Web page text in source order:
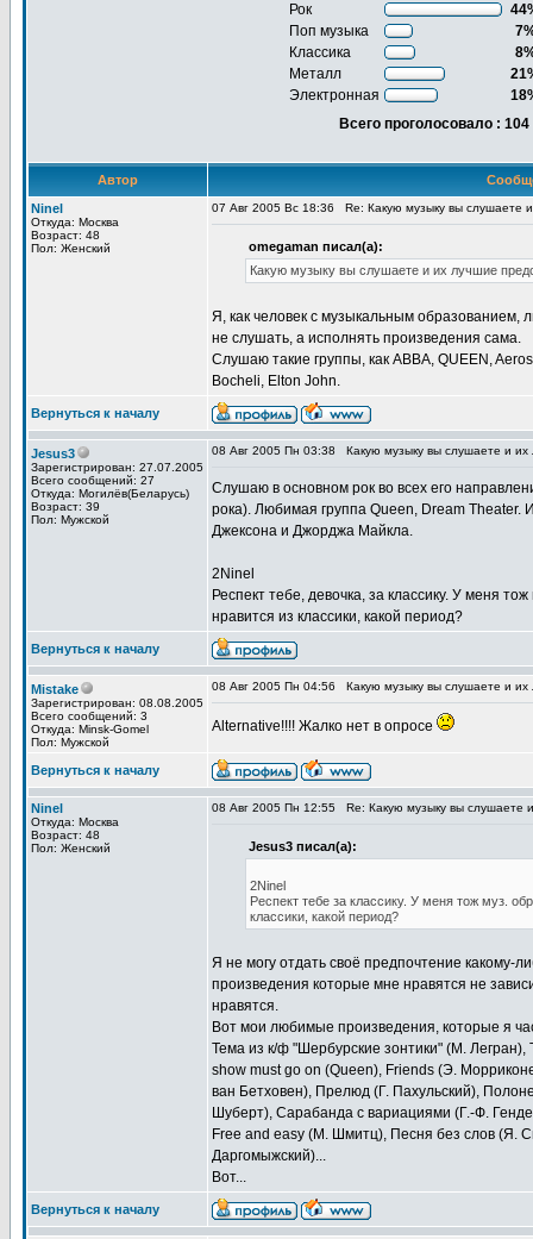
Рок
Поп музыка
Классика
Металл
Электронная
Всего проголосовало : 104
Автор
Ninel
Откуда: Москва
Возраст: 48
Пол: Женский
07 Авг 2005 Вс 18:36 Re: Какую музыку вы слушаете
omegaman писал(а):
Какую музыку вы слушаете и их лучшие
Я, как человек с музыкальным
не слушать, а исполнять произведения сама.
Слушаю такие группы, как ABBA, QUEEN,
Bocheli, Elton John.
Вернуться к началу
Jesus3
Зарегистрирован: 27.07.2005
Всего сообщений: 27
Откуда: Могилёв(Беларусь)
Возраст: 39
Пол: Мужской
08 Авг 2005 Пн 03:38 Какую музыку вы слушаете и
Слушаю в основном рок во всех его
рока). Любимая группа Queen, Dream Theater.
Джексона и Джорджа Майкла.
2Ninel
Респект тебе, девочка, за классику. У меня
нравится из классики, какой период?
Вернуться к началу
Mistake
Зарегистрирован: 08.08.2005
Всего сообщений: 3
Откуда: Minsk-Gomel
Пол: Мужской
08 Авг 2005 Пн 04:56 Какую музыку вы слушаете и
Alternative!!!! Жалко нет в опросе
Вернуться к началу
Ninel
Откуда: Москва
Возраст: 48
Пол: Женский
08 Авг 2005 Пн 12:55 Re: Какую музыку вы слушаете
Jesus3 писал(а):
2Ninel
Респект тебе за классику. У меня тож муз.
классики, какой период?
Я не могу отдать своё предпочтение какому-
произведения которые мне нравятся не
нравятся.
Вот мои любимые произведения, которые я
Тема из к/ф "Шербурские зонтики" (М.
show must go on (Queen), Friends (Э.
ван Бетховен), Прелюд (Г. Пахульский),
Шуберт), Сарабанда с вариациями (Г.-Ф.
Free and easy (М. Шмитц), Песня без слов (Я.
Даргомыжский)...
Вот...
Вернуться к началу